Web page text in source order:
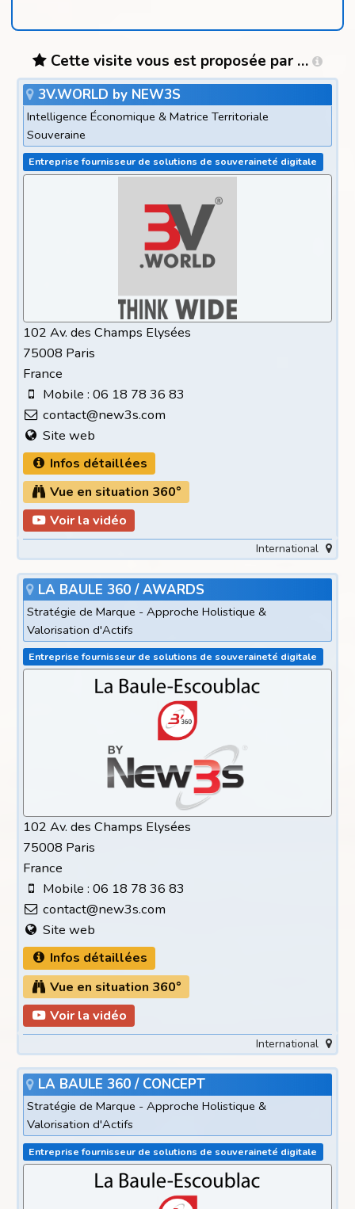
Cette visite vous est proposée par …
3V.WORLD by NEW3S
Intelligence Économique & Matrice Territoriale
Souveraine
Entreprise fournisseur de solutions de souveraineté digitale
102 Av. des Champs Elysées
75008 Paris
France
Mobile : 06 18 78 36 83
contact@new3s.com
Site web
Infos détaillées
Vue en situation 360°
Voir la vidéo
International
LA BAULE 360 / AWARDS
Stratégie de Marque - Approche Holistique &
Valorisation d'Actifs
Entreprise fournisseur de solutions de souveraineté digitale
102 Av. des Champs Elysées
75008 Paris
France
Mobile : 06 18 78 36 83
contact@new3s.com
Site web
Infos détaillées
Vue en situation 360°
Voir la vidéo
International
LA BAULE 360 / CONCEPT
Stratégie de Marque - Approche Holistique &
Valorisation d'Actifs
Entreprise fournisseur de solutions de souveraineté digitale